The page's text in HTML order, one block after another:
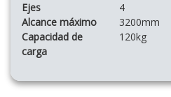
Ejes
4
Alcance máximo
3200mm
Capacidad de
carga
120kg